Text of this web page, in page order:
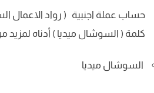
حساب عملة اجنبية ( رواد الاعمال
كلمة ( السوشال ميديا ) أدناه
السوشال ميديا